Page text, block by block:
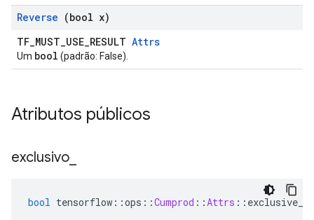
Reverse (bool x)
TF_MUST_USE_RESULT Attrs
Um bool (padrão: False).
Atributos públicos
exclusivo
bool tensorflow ::ops ::Cumprod ::Attrs :: exclusive_